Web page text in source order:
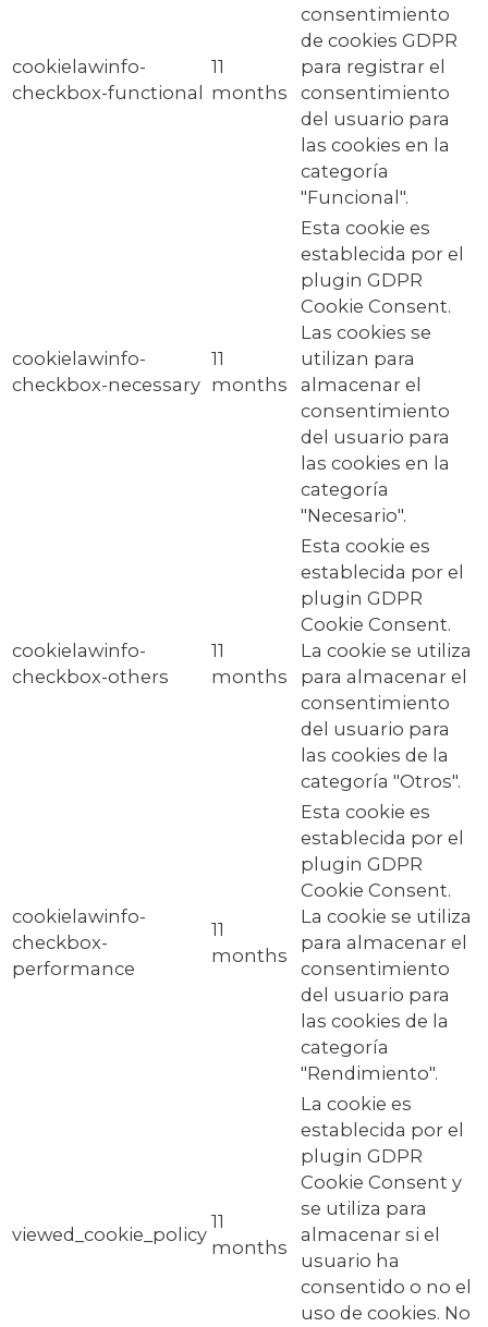
cookielawinfo-
checkbox-functional
11
months
consentimiento
de cookies GDPR
para registrar el
consentimiento
del usuario para
las cookies en la
categoría
"Funcional".
cookielawinfo-
checkbox-necessary
11
months
Esta cookie es
establecida por el
plugin GDPR
Cookie Consent.
Las cookies se
utilizan para
almacenar el
consentimiento
del usuario para
las cookies en la
categoría
"Necesario".
cookielawinfo-
checkbox-others
11
months
Esta cookie es
establecida por el
plugin GDPR
Cookie Consent.
La cookie se utiliza
para almacenar el
consentimiento
del usuario para
las cookies de la
categoría "Otros".
cookielawinfo-
checkbox-
performance
11
months
Esta cookie es
establecida por el
plugin GDPR
Cookie Consent.
La cookie se utiliza
para almacenar el
consentimiento
del usuario para
las cookies de la
categoría
"Rendimiento".
viewed_cookie_policy
11
months
La cookie es
establecida por el
plugin GDPR
Cookie Consent y
se utiliza para
almacenar si el
usuario ha
consentido o no el
uso de cookies. No